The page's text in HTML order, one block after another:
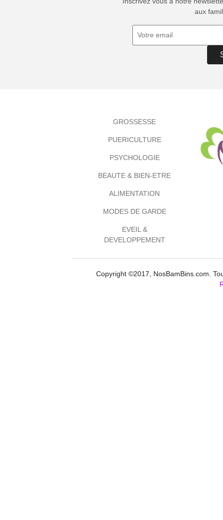
aux
GROSSESSE
PUERICULTURE
PSYCHOLOGIE
BEAUTE & BIEN-ETRE
ALIMENTATION
MODES DE GARDE
EVEIL &
DEVELOPPEMENT
Copyright ©2017, NosBamBins.com.